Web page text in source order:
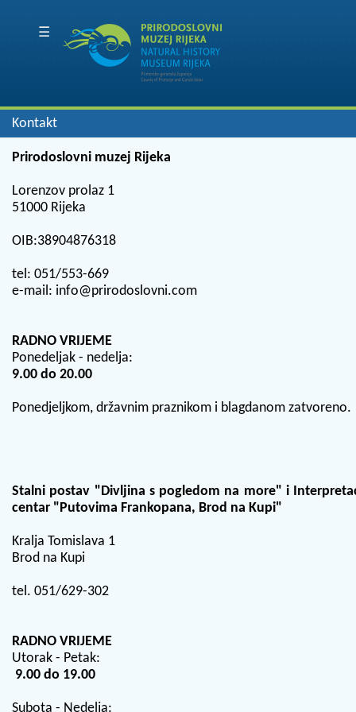
☰
Kontakt
Prirodoslovni muzej Rijeka
Lorenzov prolaz 1
51000 Rijeka
OIB:38904876318
tel: 051/553-669
e-mail: info@prirodoslovni.com
RADNO VRIJEME
Ponedeljak - nedelja:
9.00 do 20.00
Ponedjeljkom, državnim praznikom i blagdanom zatvoreno.
Stalni postav "Divljina s pogledom na more" i
centar "Putovima Frankopana, Brod na Kupi"
Kralja Tomislava 1
Brod na Kupi
tel. 051/629-302
RADNO VRIJEME
Utorak - Petak:
9.00 do 19.00
Subota - Nedelja: